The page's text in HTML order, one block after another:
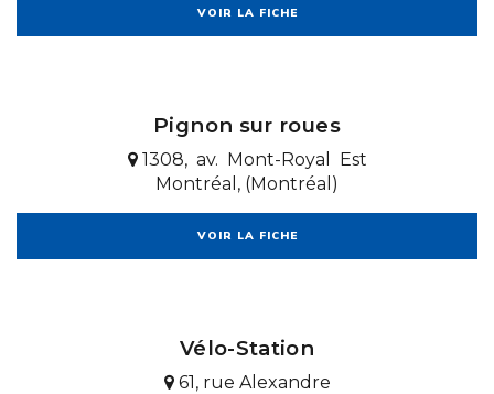
VOIR LA FICHE
Pignon sur roues
1308, av. Mont-Royal Est
Montréal, (Montréal)
VOIR LA FICHE
Vélo-Station
61, rue Alexandre